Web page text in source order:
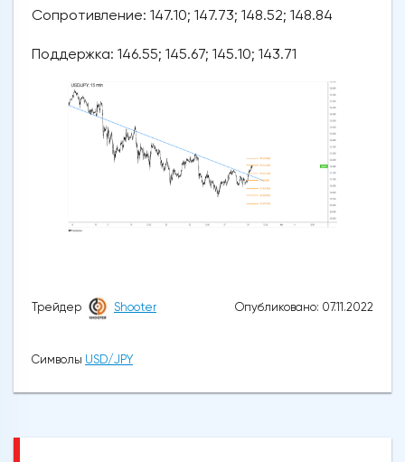
Сопротивление: 147.10; 147.73; 148.52; 148.84
Поддержка: 146.55; 145.67; 145.10; 143.71
Трейдер Shooter Опубликовано: 07.11.2022
Символы USD/JPY